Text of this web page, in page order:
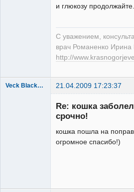
и глюкозу продолжайте.
С уважением,
врач Романенко Ирина
http://
Veck Blackberry Sagamy 21.04.2009 17:23:37
Зарегистрированный
Re: кошка
срочно!
кошка пошла на
огромное спасибо!)